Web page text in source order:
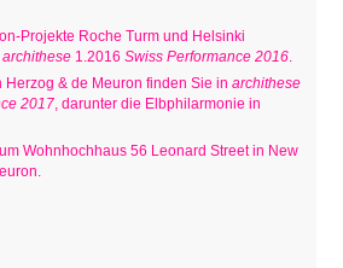
Projekte Roche Turm und Helsinki
archithese 1.2016Swiss Performance 2016.
Herzog & de Meuron finden Sie inarchithese
2017, darunter die Elbphilarmonie in
Wohnhochhaus 56 Leonard Street in New